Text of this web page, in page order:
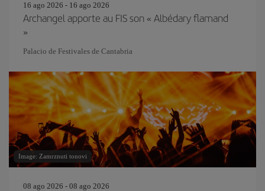
16 ago 2026 - 16 ago 2026
Archangel apporte au FIS son « Albédary flamand
»
Palacio de Festivales de Cantabria
Image: Zamrznuti tonovi
08 ago 2026 - 08 ago 2026